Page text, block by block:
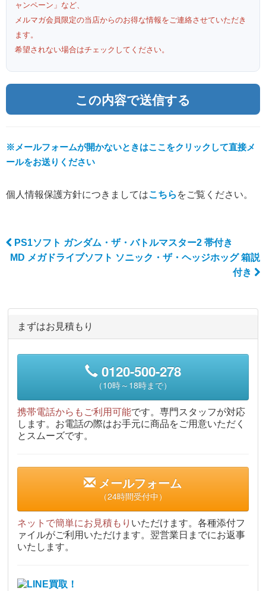
ャンペーン」など、
メルマガ会員限定の当店からのお得な情報をご連絡させていただき
ます。
希望されない場合はチェックしてください。
※メールフォームが開かないときはここをクリックして直接メ
ールをお送りください
個人情報保護方針につきましてはこちら をご覧ください。
Post navigation
PS1ソフト ガンダム・ザ・バトルマスター2 帯付き
MD メガドライブソフト ソニック・ザ・ヘッジホッグ 箱説
付き
まずはお見積もり
0120-500-278
（10時～18時まで）
携帯電話からもご利用可能です。専門スタッフが対応
します。お電話の際はお手元に商品をご用意いただく
とスムーズです。
メールフォーム
（24時間受付中）
ネットで簡単にお見積もり いただけます。各種添付フ
ァイルがご利用いただけます。翌営業日までにお返事
いたします。